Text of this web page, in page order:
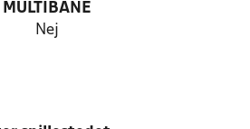
MULTIBANE
Nej